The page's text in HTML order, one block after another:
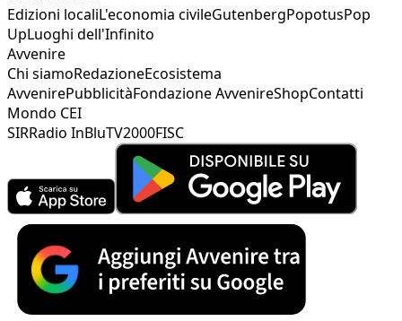
Edizioni localiL'economia civileGutenbergPopotusPop
UpLuoghi dell'Infinito
Avvenire
Chi siamoRedazioneEcosistema
AvvenirePubblicitàFondazione AvvenireShopContatti
Mondo CEI
SIRRadio InBluTV2000FISC